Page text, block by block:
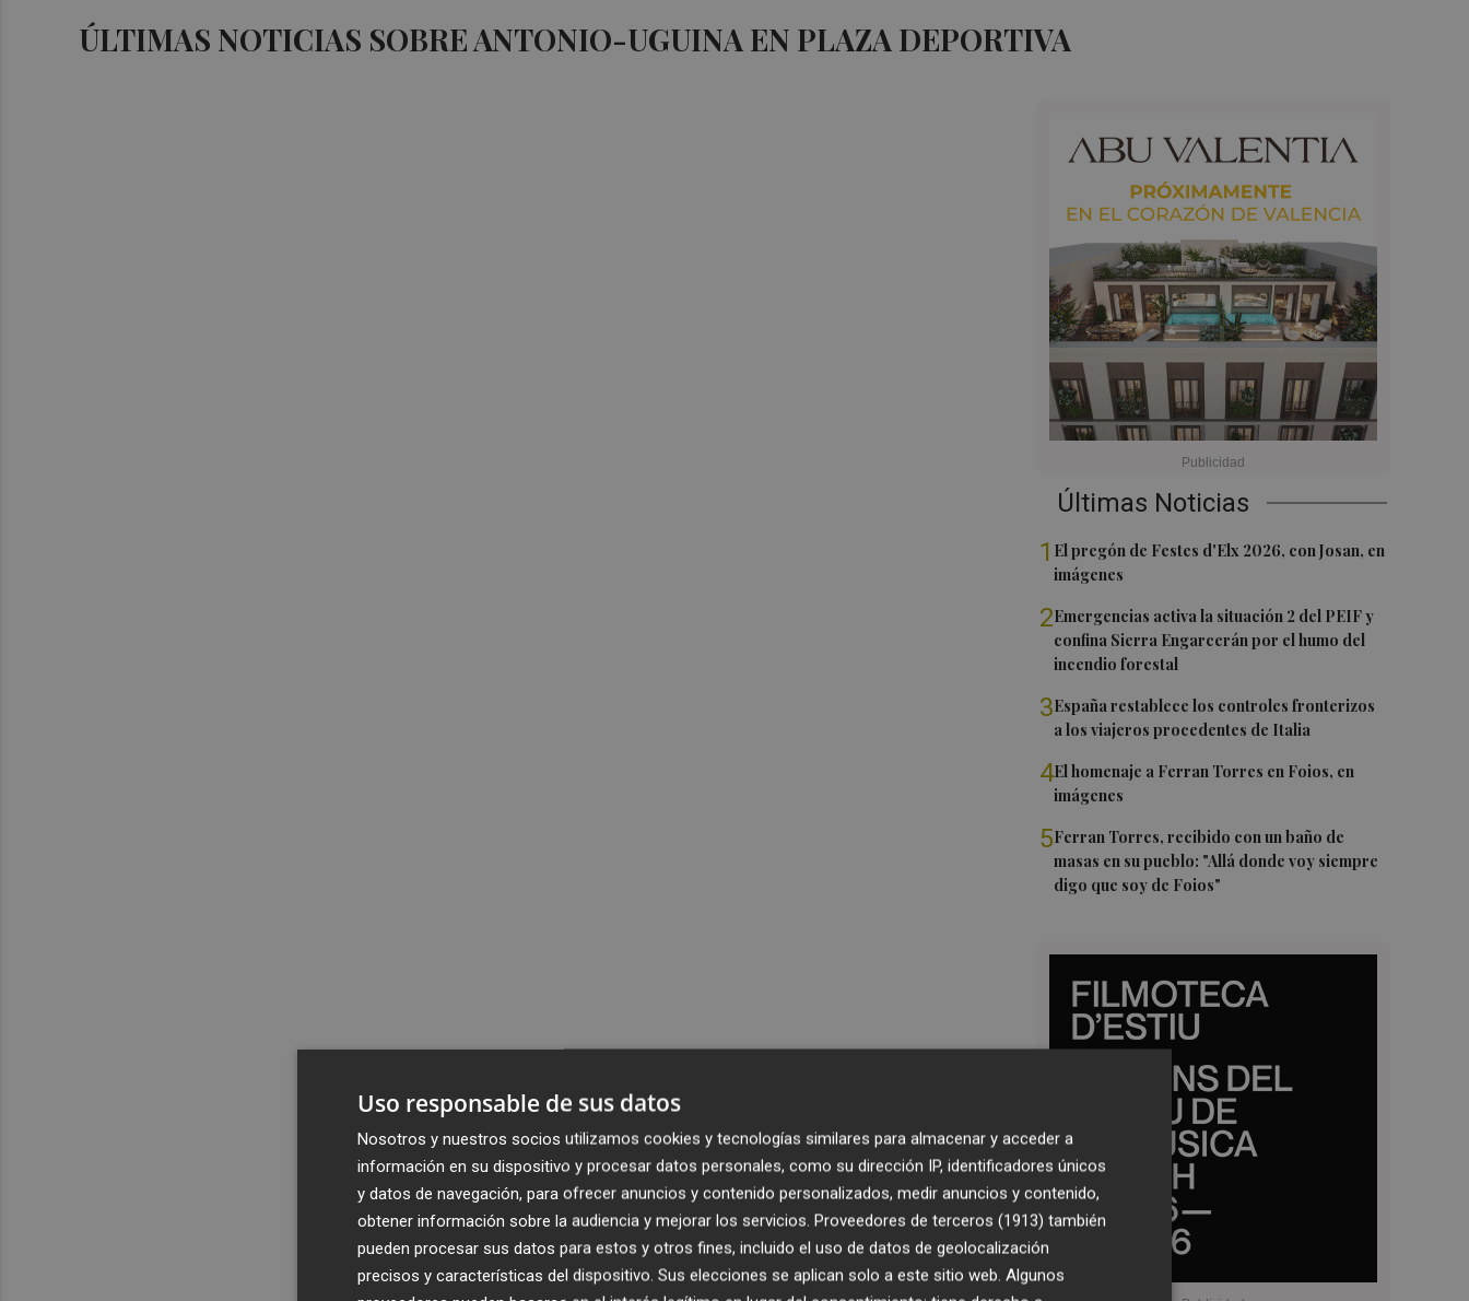
ÚLTIMAS NOTICIAS SOBRE ANTONIO-UGUINA EN PLAZA DEPORTIVA
Últimas Noticias
1 El pregón de Festes d'Elx 2026, con Josan, en
imágenes
2Emergencias activa la situación 2 del PEIF y
confina Sierra Engarcerán por el humo del
incendio forestal
3España restablece los controles fronterizos
a los viajeros procedentes de Italia
4El homenaje a Ferran Torres en Foios, en
imágenes
5Ferran Torres, recibido con un baño de
masas en su pueblo: "Allá donde voy siempre
digo que soy de Foios"
Uso responsable de sus datos
Nosotros y nuestros socios utilizamos cookies y tecnologías similares para almacenar y acceder a
información en su dispositivo y procesar datos personales, como su dirección IP, identificadores únicos
y datos de navegación, para ofrecer anuncios y contenido personalizados, medir anuncios y contenido,
obtener información sobre la audiencia y mejorar los servicios. Proveedores de terceros (1913) también
pueden procesar sus datos para estos y otros fines, incluido el uso de datos de geolocalización
precisos y características del dispositivo. Sus elecciones se aplican solo a este sitio web. Algunos